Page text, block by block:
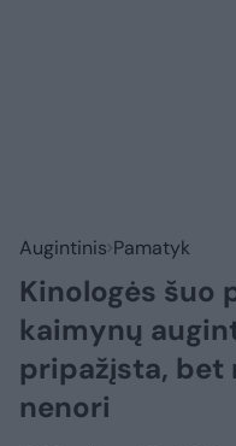
Augintinis Pamatyk
Kinologės šuo
kaimynų
pripažįsta, bet
nenori